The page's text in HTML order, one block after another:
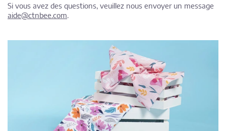
Si vous avez des questions, veuillez nous envoyer un message
aide@ctnbee.com.